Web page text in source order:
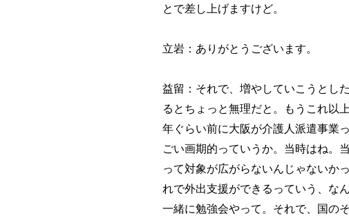
とで差し上げますけど。
立岩：ありがとうございます。
益留：それで、増やしていこうとし
るとちょっと無理だと。もうこれ以
年ぐらい前に大阪が介護人派遣事業
ごい画期的っていうか。当時はね。
って対象が広がらないんじゃないか
れで外出支援ができるっていう、な
一緒に勉強会やって。それで、国の